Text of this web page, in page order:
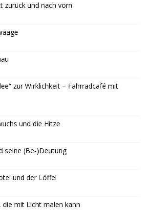
zurück und nach vorn
zur Wirklichkeit – Fahrradcafé mit
und die Hitze
seine (Be-)Deutung
und der Löffel
die mit Licht malen kann